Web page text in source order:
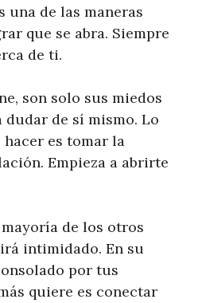
una de las maneras
que se abra. Siempre
de ti.
son solo sus miedos
de sí mismo. Lo
es tomar la
Empieza a abrirte
de los otros
intimidado. En su
por tus
quiere es conectar